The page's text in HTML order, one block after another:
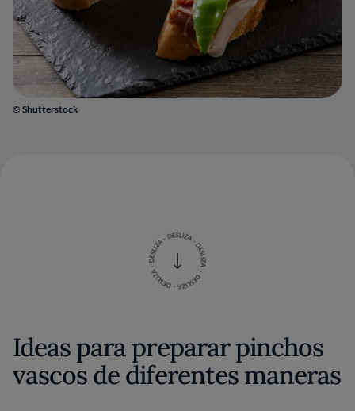
© Shutterstock
Ideas para preparar pinchos
vascos de diferentes maneras